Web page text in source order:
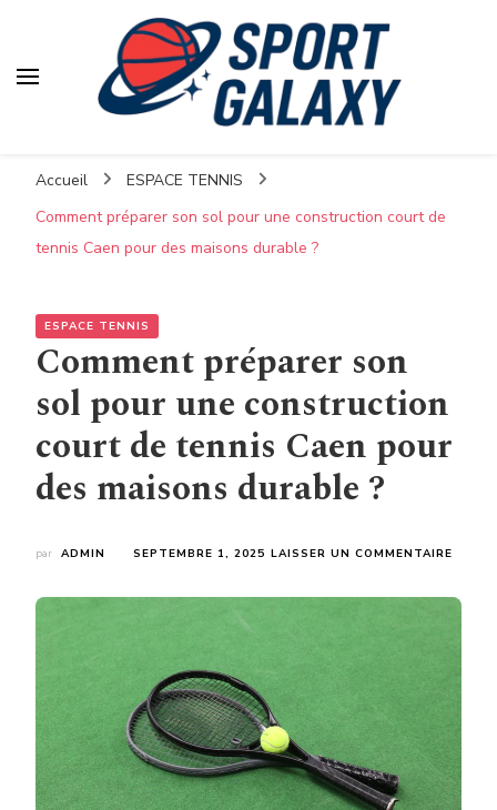
Accueil
ESPACE TENNIS
Comment préparer son sol pour une construction court de
tennis Caen pour des maisons durable ?
ESPACE TENNIS
Comment préparer son
sol pour une construction
court de tennis Caen pour
des maisons durable ?
par ADMIN SEPTEMBRE 1, 2025 LAISSER UN COMMENTAIRE
CAEN
POUR